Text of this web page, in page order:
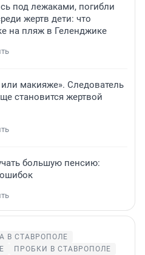
под лежаками, погибли
жертв дети: что
на пляж в Геленджике
макияже». Следователь
становится жертвой
большую пенсию:
В СТАВРОПОЛЕ
ПРОБКИ В СТАВРОПОЛЕ